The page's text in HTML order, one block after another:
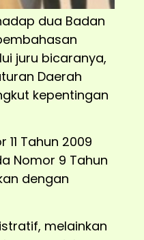
dua Badan
juru bicaranya,
Daerah
kepentingan
Tahun 2009
Nomor 9 Tahun
dengan
melainkan